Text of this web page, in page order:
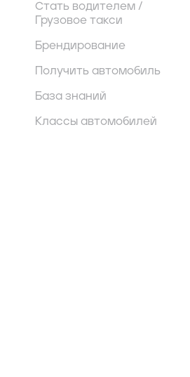
Стать водителем /
Грузовое такси
Брендирование
Получить автомобиль
База знаний
Классы автомобилей